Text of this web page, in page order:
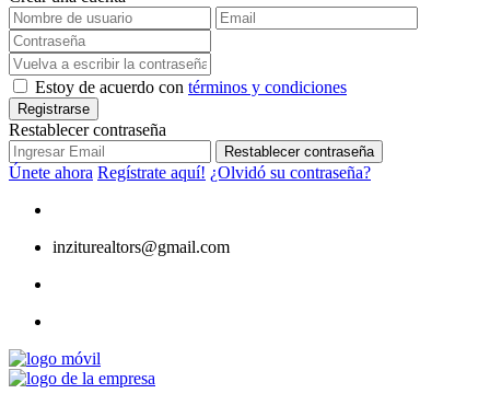
Estoy de acuerdo con términos y condiciones
Registrarse
Restablecer contraseña
Restablecer contraseña
Únete ahora Regístrate aquí! ¿Olvidó su contraseña?
inziturealtors@gmail.com